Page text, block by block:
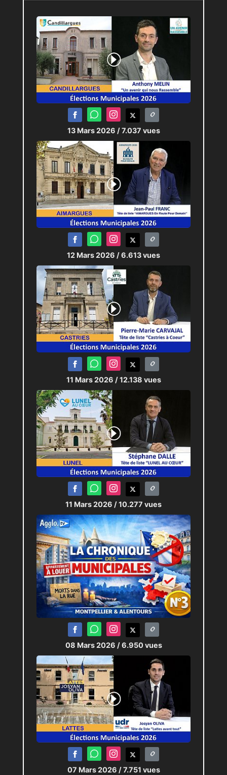
Mauguio.
JRI :Pierric-Joël LOUBAT
Montage :Claudia
13 Mars 2026 / 7.037 vues
12 Mars 2026 / 6.613 vues
11 Mars 2026 / 12.138 vues
11 Mars 2026 / 10.277 vues
08 Mars 2026 / 6.950 vues
07 Mars 2026 / 7.751 vues